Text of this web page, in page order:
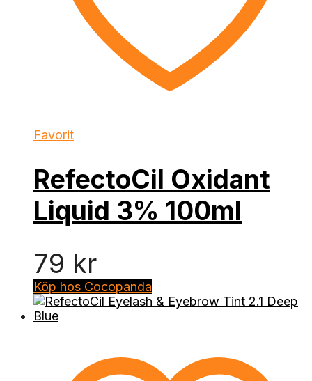
Favorit
RefectoCil Oxidant
Liquid 3% 100ml
79 kr
Köp hos Cocopanda